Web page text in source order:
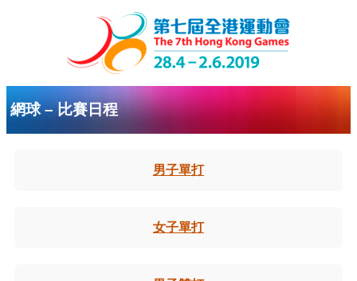
網球 – 比賽日程
男子單打
女子單打